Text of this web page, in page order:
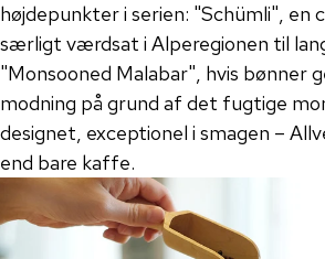
højdepunkter i serien: "Schümli", en
særligt værdsat i Alperegionen til
"Monsooned Malabar", hvis bønner
modning på grund af det fugtige
designet, exceptionel i smagen –
end bare kaffe.